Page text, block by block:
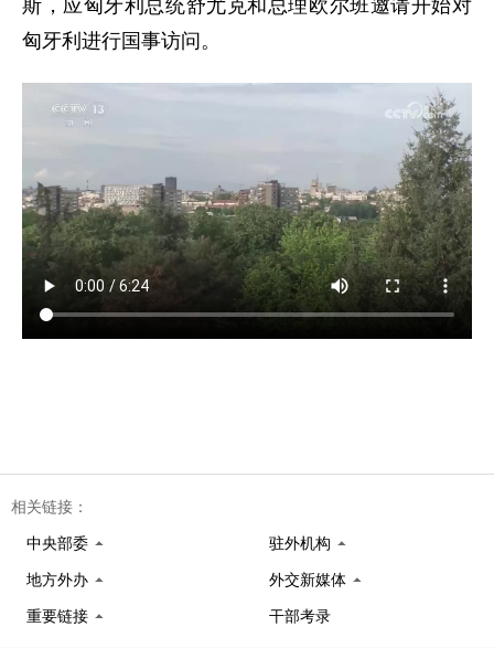
斯，应匈牙利总统舒尤克和总理欧尔班邀请开始对
匈牙利进行国事访问。
相关链接：
中央部委 驻外机构
地方外办 外交新媒体
重要链接 干部考录